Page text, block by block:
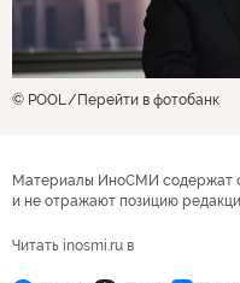
© POOL Перейти в фотобанк
Материалы ИноСМИ содержат
и не отражают позицию
Читать inosmi.ru в